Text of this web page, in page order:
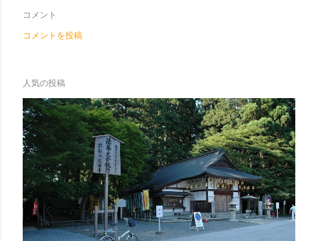
コメント
コメントを投稿
人気の投稿